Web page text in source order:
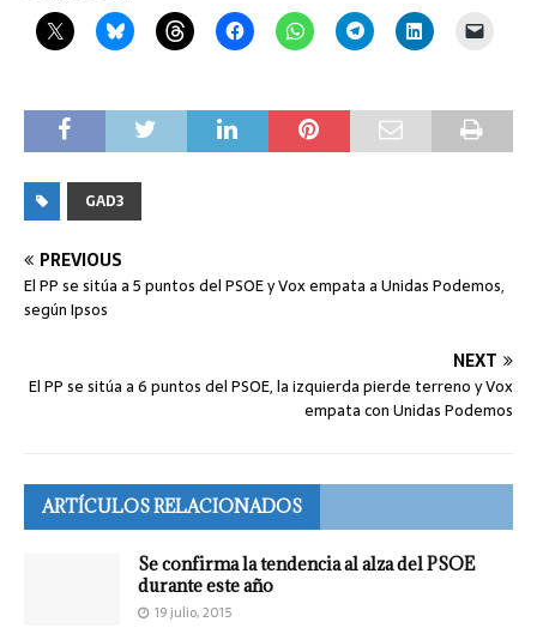
GAD3
PREVIOUS
El PP se sitúa a 5 puntos del PSOE y Vox empata a Unidas Podemos,
según Ipsos
NEXT
El PP se sitúa a 6 puntos del PSOE, la izquierda pierde terreno y Vox
empata con Unidas Podemos
ARTÍCULOS RELACIONADOS
Se confirma la tendencia al alza del PSOE
durante este año
19 julio, 2015